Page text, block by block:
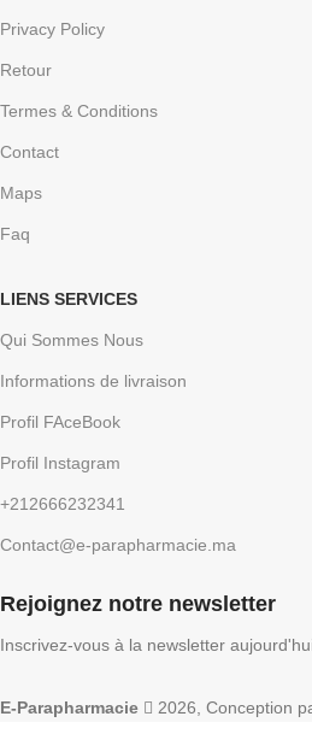
Privacy Policy
Retour
Termes & Conditions
Contact
Maps
Faq
LIENS SERVICES
Qui Sommes Nous
Informations de livraison
Profil FAceBook
Profil Instagram
+212666232341
Contact@e-parapharmacie.ma
Rejoignez notre newsletter
Inscrivez-vous à la newsletter aujourd'hui
E-Parapharmacie 2026, Conception